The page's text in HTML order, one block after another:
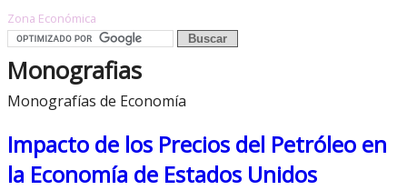
Zona Económica
Monografias
Monografías de Economía
Impacto de los Precios del Petróleo en
la Economía de Estados Unidos